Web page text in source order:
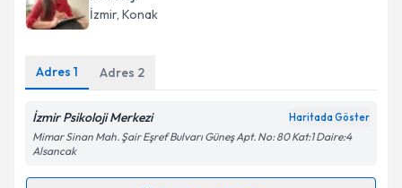
İzmir, Konak
Adres 1 Adres 2
İzmir Psikoloji Merkezi Haritada Göster
Mimar Sinan Mah. Şair Eşref Bulvarı Güneş Apt. No: 80 Kat:1 Daire:4
Alsancak